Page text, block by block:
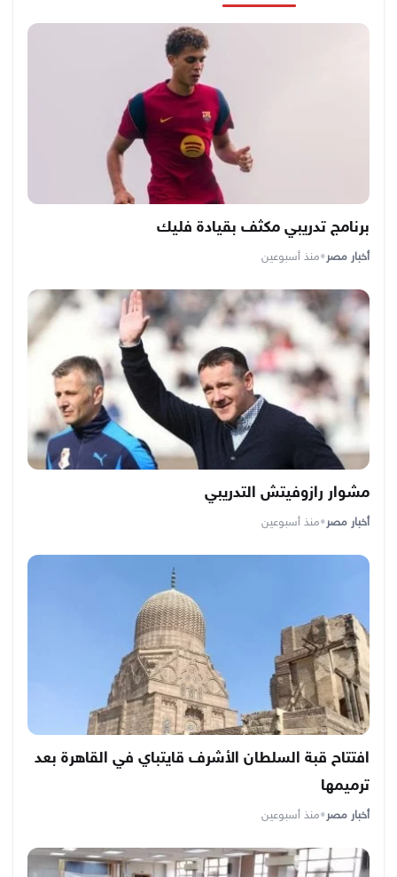
برنامج تدريبي مكثف بقيادة فليك
أخبار مصر•منذ أسبوعين
مشوار رازوفيتش التدريبي
أخبار مصر•منذ أسبوعين
افتتاح قبة السلطان الأشرف قايتباي في القاهرة بعد
ترميمها
أخبار مصر•منذ أسبوعين